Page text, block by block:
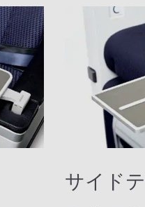
サイド